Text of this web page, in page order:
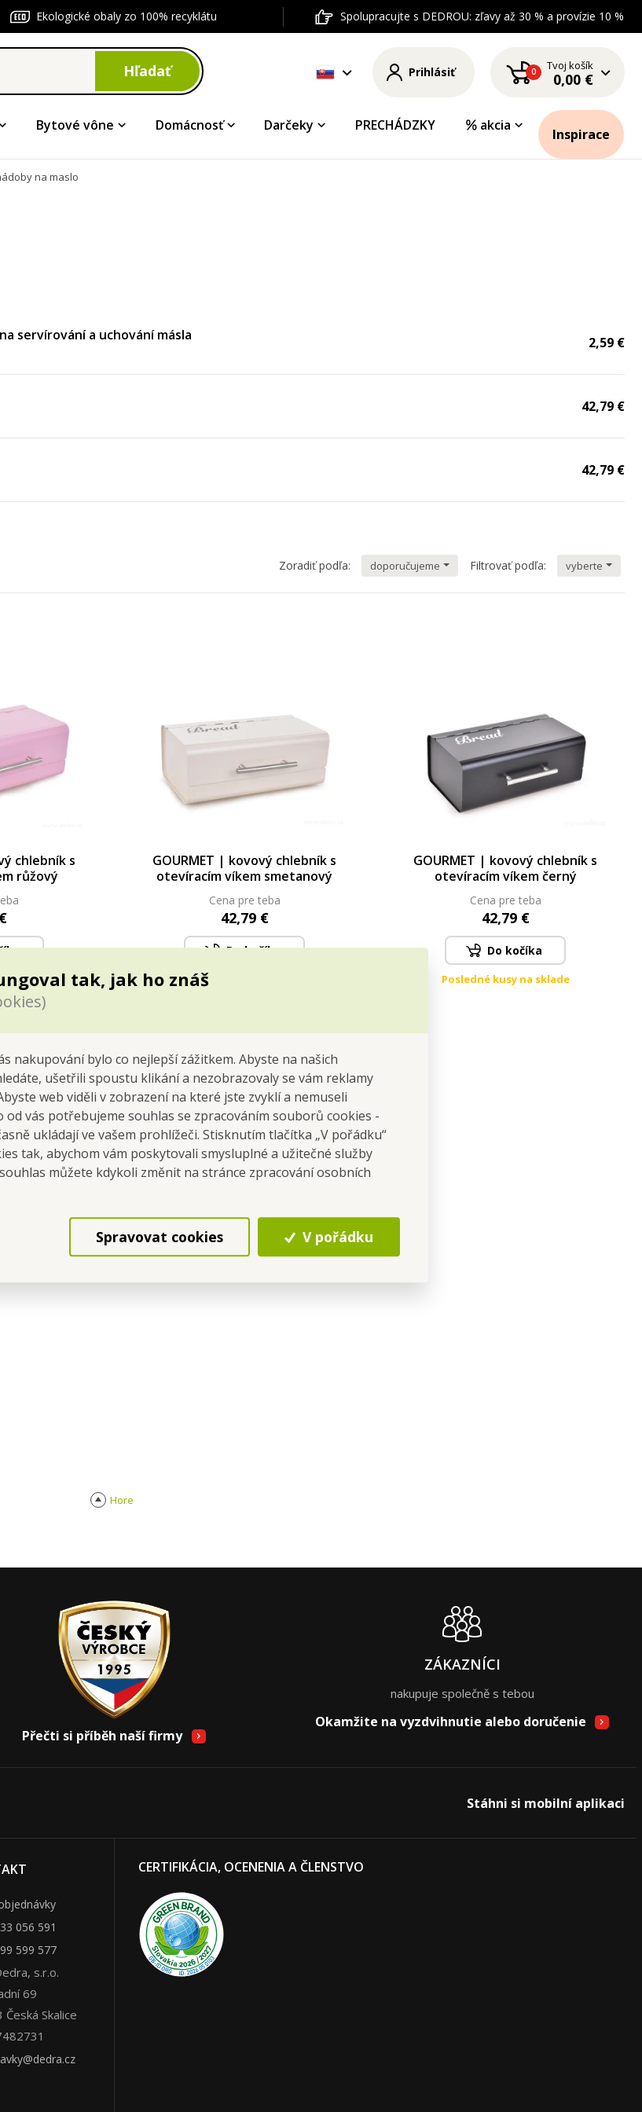
Ekologické obaly zo 100% recyklátu Spolupracujte s DEDROU: zľavy až 30 % a provízie 10 %
Hľadať Prihlásiť 0 Tvoj košík
0,00 €
Bytové vône Domácnosť Darčeky PRECHÁDZKY akcia
Inspirace
tak, jak ho znáš
nakupování bylo co nejlepší zážitkem. Abyste na našich
ušetřili spoustu klikání a nezobrazovaly se vám reklamy
web viděli v zobrazení na které jste zvyklí a nemuseli
vás potřebujeme souhlas se zpracováním souborů cookies -
ukládají ve vašem prohlížeči. Stisknutím tlačítka „V pořádku“
tak, abychom vám poskytovali smysluplné a užitečné služby
můžete kdykoli změnit na stránce zpracování osobních
Spravovat cookies V pořádku
na maslo
servírování a uchování másla 2,59 €
42,79 €
42,79 €
Zoradiť podľa: doporučujeme Filtrovať podľa: vyberte
chlebník s
růžový
sklade
GOURMET | kovový chlebník s
otevíracím víkem smetanový
Cena pre teba
42,79 €
Do kočíka
Posledné kusy na sklade
GOURMET | kovový chlebník s
otevíracím víkem černý
Cena pre teba
42,79 €
Do kočíka
Posledné kusy na sklade
Hore
Přečti si příběh naší firmy
ZÁKAZNÍCI
nakupuje společně s tebou
Okamžite na vyzdvihnutie alebo doručenie
Stáhni si mobilní aplikaci
056 591
599 577
s.r.o.
69
Česká Skalice
CERTIFIKÁCIA, OCENENIA A ČLENSTVO